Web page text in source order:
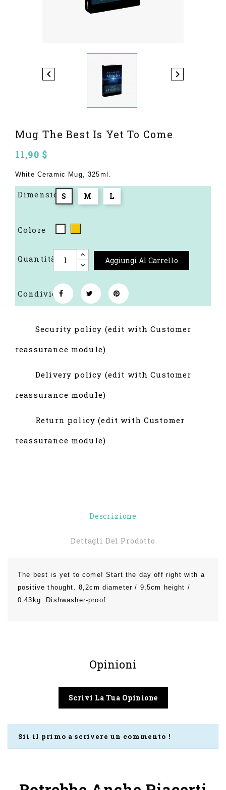
 
Mug The Best Is Yet To Come
11,90 $
White Ceramic Mug, 325ml.
Dimensione
S M L
Colore
Quantità Aggiungi Al Carrello
Condividi
Security policy (edit with Customer
reassurance module)
Delivery policy (edit with Customer
reassurance module)
Return policy (edit with Customer
reassurance module)
Descrizione
Dettagli Del Prodotto
The best is yet to come! Start the day off right with a
positive thought. 8,2cm diameter / 9,5cm height /
0.43kg. Dishwasher-proof.
Colore Nero
Opinioni
Scrivi La Tua Opinione
Sii il primo a scrivere un commento !